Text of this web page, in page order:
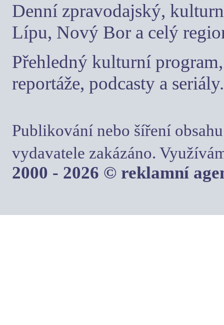
Denní zpravodajský,
Lípu, Nový Bor a celý
Přehledný kulturní
reportáže, podcasty a seriály.
Publikování nebo šíření
vydavatele zakázáno.
2000 - 2026 © reklamní